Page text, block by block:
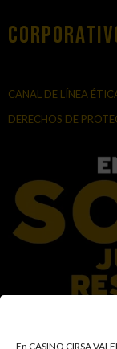
En CASINO CIRSA
CANAL DE LÍNEA
DERECHOS DE
En el Grupo CIRSA